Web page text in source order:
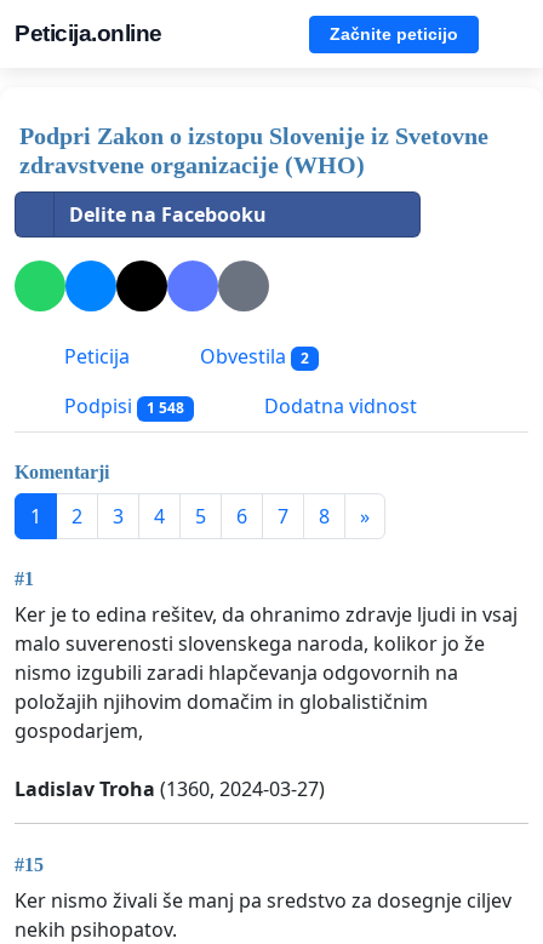
Peticija.online Začnite peticijo
Podpri Zakon o izstopu Slovenije iz Svetovne
zdravstvene organizacije (WHO)
Delite na Facebooku
Peticija Obvestila 2
Podpisi 1 548 Dodatna vidnost
Komentarji
1 2 3 4 5 6 7 8 »
#1
Ker je to edina rešitev, da ohranimo zdravje ljudi in vsaj
malo suverenosti slovenskega naroda, kolikor jo že
nismo izgubili zaradi hlapčevanja odgovornih na
položajih njihovim domačim in globalističnim
gospodarjem,
Ladislav Troha (1360, 2024-03-27)
#15
Ker nismo živali še manj pa sredstvo za dosegnje ciljev
nekih psihopatov.